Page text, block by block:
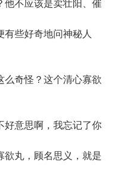
他不应该是卖壮阳、催
有些好奇地问神秘人
奇怪？这个清心寡欲
意思啊，我忘记了你
欲丸，顾名思义，就是